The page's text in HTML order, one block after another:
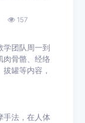
157
学团队周一到
肉骨骼、经络
罐等内容，
手法，在人体